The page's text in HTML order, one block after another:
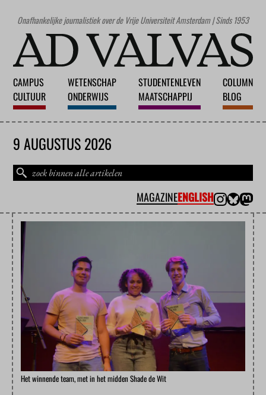
Onafhankelijke journalistiek over de Vrije Universiteit Amsterdam | Sinds 1953
CAMPUS
CULTUUR
WETENSCHAP
ONDERWIJS
STUDENTENLEVEN
MAATSCHAPPIJ
COLUMN
BLOG
9 AUGUSTUS 2026
MAGAZINEENGLISH
Het winnende team, met in het midden Shade de Wit